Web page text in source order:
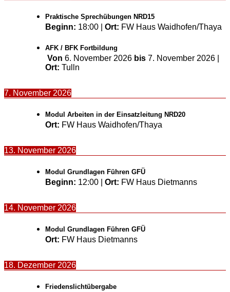
Praktische Sprechübungen NRD15
Beginn: 18:00 Ort: FW Haus Waidhofen/Thaya
AFK / BFK Fortbildung
Von 6. November 2026 bis 7. November 2026
Ort: Tulln
7. November 2026
Modul Arbeiten in der Einsatzleitung NRD20
Ort: FW Haus Waidhofen/Thaya
13. November 2026
Modul Grundlagen Führen GFÜ
Beginn: 12:00 Ort: FW Haus Dietmanns
14. November 2026
Modul Grundlagen Führen GFÜ
Ort: FW Haus Dietmanns
18. Dezember 2026
Friedenslichtübergabe